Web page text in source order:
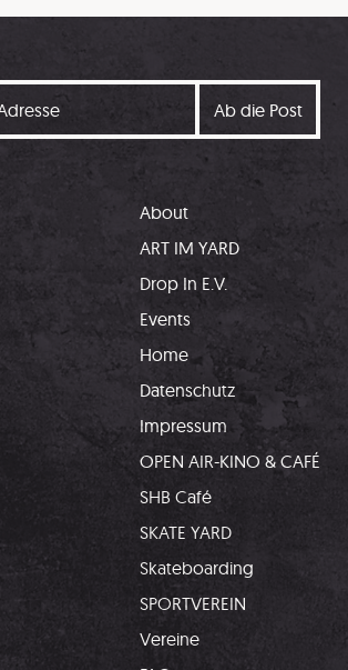
About
ART IM YARD
Drop In E.V.
Events
Home
Datenschutz
Impressum
OPEN AIR-KINO & CAFÉ
SHB Café
SKATE YARD
Skateboarding
SPORTVEREIN
Vereine